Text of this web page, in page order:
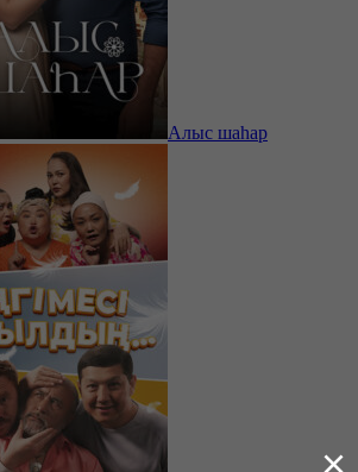
Алыс шаһар